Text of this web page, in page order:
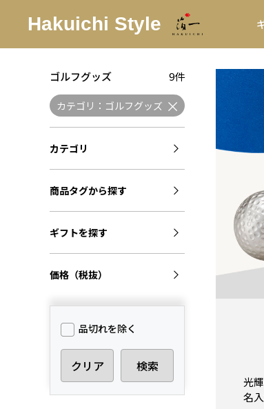
光
名
ゴルフグッズ 9件
カテゴリ：ゴルフグッズ
カテゴリ
商品タグから探す
ギフトを探す
価格（税抜）
品切れを除く
クリア 検索